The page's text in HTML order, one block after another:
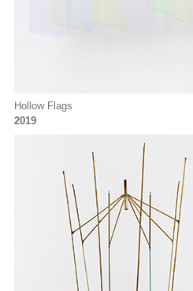
Hollow Flags
2019